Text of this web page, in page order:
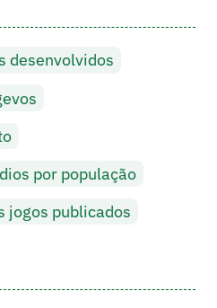
desenvolvidos
por população
jogos publicados